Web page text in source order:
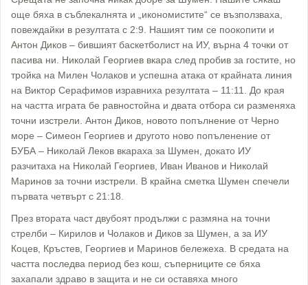
още бяха в съблекалнята и „икономистите“ се възползваха,
повеждайки в резултата с 2:9. Нашият тим се поокопити и
Антон Диков – бившият баскетболист на ИУ, върна 4 точки от
пасива ни. Николай Георгиев вкара след пробив за гостите, но
тройка на Милен Чолаков и успешна атака от крайната линия
на Виктор Серафимов изравниха резултата – 11:11. До края
на частта играта бе равностойна и двата отбора си разменяха
точни изстрели. Антон Диков, новото попълнение от Черно
море – Симеон Георгиев и другото ново попъленение от
БУБА – Николай Леков вкараха за Шумен, докато ИУ
разчитаха на Николай Георгиев, Иван Иванов и Николай
Маринов за точни изстрели. В крайна сметка Шумен спечели
първата четвърт с 21:18.
През втората част двубоят продължи с размяна на точни
стрелби – Кирилов и Чолаков и Диков за Шумен, а за ИУ
Коцев, Кръстев, Георгиев и Маринов бележеха. В средата на
частта последва период без кош, съперниците се бяха
захапали здраво в защита и не си оставяха много